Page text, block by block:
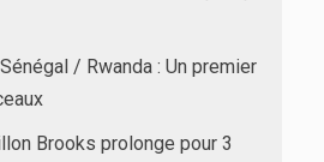
/ Rwanda : Un premier
Brooks prolonge pour 3